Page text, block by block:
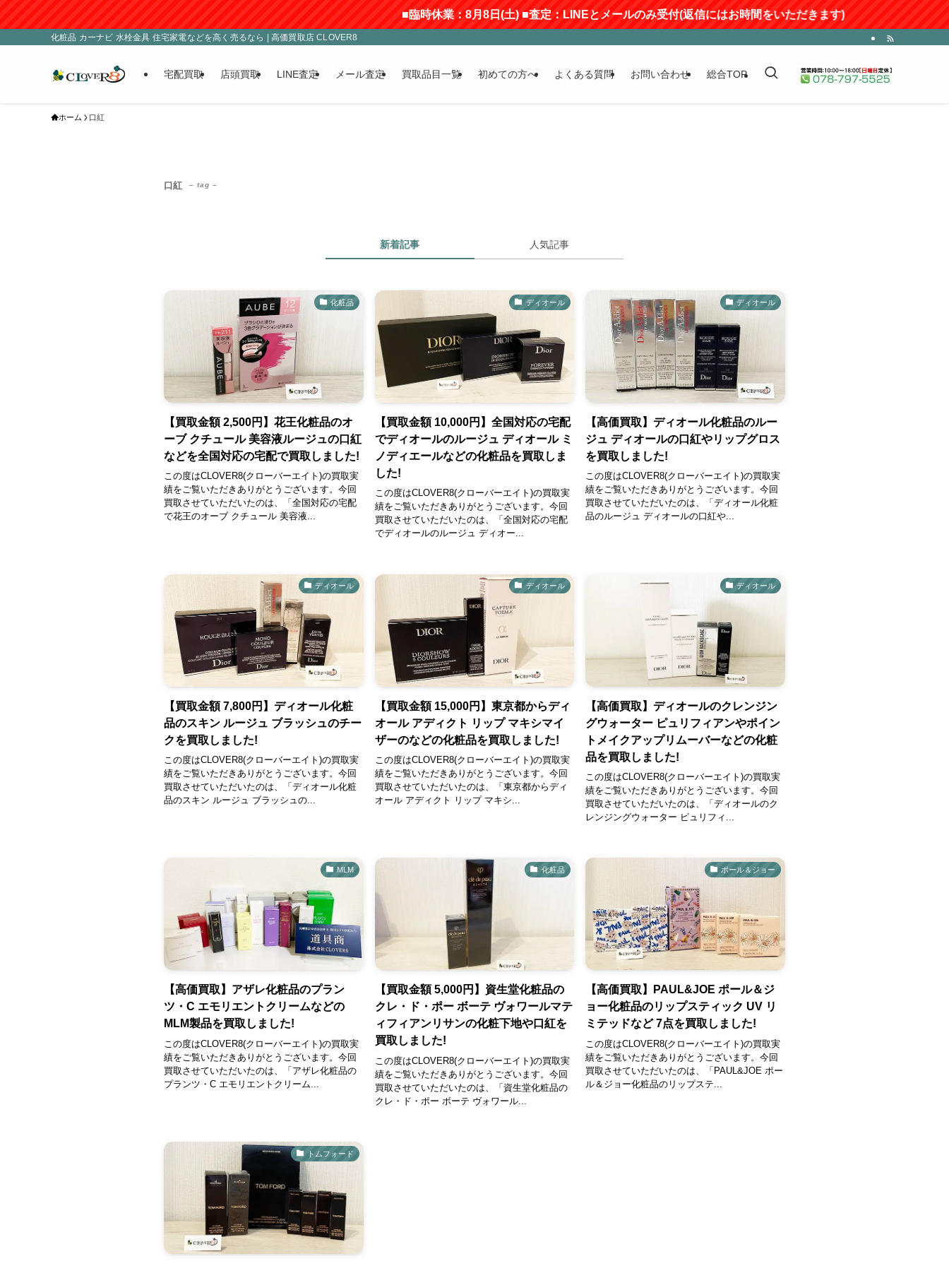
■臨時休業：8月8日(土) ■査定：LINEとメールのみ受付(返信にはお時間をいただきます)
化粧品 カーナビ 水栓金具 住宅家電などを高く売るなら | 高価買取店 CLOVER8
宅配買取 店頭買取 LINE査定 メール査定 買取品目一覧 初めての方へ よくある質問 お問い合わせ 総合TOP
ホーム 口紅
口紅 – tag –
新着記事 人気記事
化粧品
【買取金額 2,500円】花王化粧品のオ
ーブ クチュール 美容液ルージュの口紅
などを全国対応の宅配で買取しました!
この度はCLOVER8(クローバーエイト)の買取実
績をご覧いただきありがとうございます。今回
買取させていただいたのは、「全国対応の宅配
で花王のオーブ クチュール 美容液...
ディオール
【買取金額 10,000円】全国対応の宅配
でディオールのルージュ ディオール ミ
ノディエールなどの化粧品を買取しま
した!
この度はCLOVER8(クローバーエイト)の買取実
績をご覧いただきありがとうございます。今回
買取させていただいたのは、「全国対応の宅配
でディオールのルージュ ディオー...
ディオール
【高価買取】ディオール化粧品のルー
ジュ ディオールの口紅やリップグロス
を買取しました!
この度はCLOVER8(クローバーエイト)の買取実
績をご覧いただきありがとうございます。今回
買取させていただいたのは、「ディオール化粧
品のルージュ ディオールの口紅や...
ディオール
【買取金額 7,800円】ディオール化粧
品のスキン ルージュ ブラッシュのチー
クを買取しました!
この度はCLOVER8(クローバーエイト)の買取実
績をご覧いただきありがとうございます。今回
買取させていただいたのは、「ディオール化粧
品のスキン ルージュ ブラッシュの...
ディオール
【買取金額 15,000円】東京都からディ
オール アディクト リップ マキシマイ
ザーのなどの化粧品を買取しました!
この度はCLOVER8(クローバーエイト)の買取実
績をご覧いただきありがとうございます。今回
買取させていただいたのは、「東京都からディ
オール アディクト リップ マキシ...
ディオール
【高価買取】ディオールのクレンジン
グウォーター ピュリフィアンやポイン
トメイクアップリムーバーなどの化粧
品を買取しました!
この度はCLOVER8(クローバーエイト)の買取実
績をご覧いただきありがとうございます。今回
買取させていただいたのは、「ディオールのク
レンジングウォーター ピュリフィ...
MLM
【高価買取】アザレ化粧品のプラン
ツ・C エモリエントクリームなどの
MLM製品を買取しました!
この度はCLOVER8(クローバーエイト)の買取実
績をご覧いただきありがとうございます。今回
買取させていただいたのは、「アザレ化粧品の
プランツ・C エモリエントクリーム...
化粧品
【買取金額 5,000円】資生堂化粧品の
クレ・ド・ポー ボーテ ヴォワールマテ
ィフィアンリサンの化粧下地や口紅を
買取しました!
この度はCLOVER8(クローバーエイト)の買取実
績をご覧いただきありがとうございます。今回
買取させていただいたのは、「資生堂化粧品の
クレ・ド・ポー ボーテ ヴォワール...
ポール＆ジョー
【高価買取】PAUL&JOE ポール＆ジ
ョー化粧品のリップスティック UV リ
ミテッドなど 7点を買取しました!
この度はCLOVER8(クローバーエイト)の買取実
績をご覧いただきありがとうございます。今回
買取させていただいたのは、「PAUL&JOE ポー
ル＆ジョー化粧品のリップステ...
トムフォード